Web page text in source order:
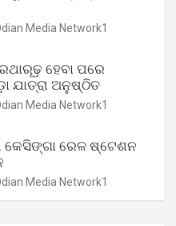
Media Network1
ରଥାରୂଢ଼ ହେବା ପରେ
ଯାତ୍ରା ଅନୁଷ୍ଠିତ
Media Network1
କେସିଙ୍ଗା ରେଳ ଷ୍ଟେଶନ
Media Network1